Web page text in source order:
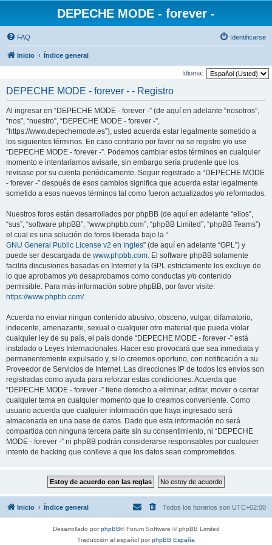
DEPECHE MODE - forever -
FAQ Identificarse
Inicio Índice general
Idioma:
DEPECHE MODE - forever - - Registro
Al ingresar en “DEPECHE MODE - forever -” (de aquí en adelante “nosotros”,
“nos”, “nuestro”, “DEPECHE MODE - forever -”,
“https://www.depechemode.es”), usted acuerda estar legalmente sometido a
los siguientes términos. En caso contrario por favor no se registre y/o use
“DEPECHE MODE - forever -”. Podemos cambiar estos términos en cualquier
momento e intentaríamos avisarle, sin embargo sería prudente que los
revisase por su cuenta periódicamente. Seguir registrado a “DEPECHE MODE
- forever -” después de esos cambios significa que acuerda estar legalmente
sometido a esos nuevos términos tal como fueron actualizados y/o reformados.
Nuestros foros están desarrollados por phpBB (de aquí en adelante “ellos”,
“sus”, “software phpBB”, “www.phpbb.com”, “phpBB Limited”, “phpBB Teams”)
el cual es una solución de foros liberada bajo la “
GNU General Public License v2 en Ingles” (de aquí en adelante “GPL”) y
puede ser descargada de www.phpbb.com. El software phpBB solamente
facilita discusiones basadas en Internet y la GPL estrictamente los excluye de
lo que aprobamos y/o desaprobamos como conductas y/o contenido
permisible. Para más información sobre phpBB, por favor visite:
https://www.phpbb.com/.
Acuerda no enviar ningun contenido abusivo, obsceno, vulgar, difamatorio,
indecente, amenazante, sexual o cualquier otro material que pueda violar
cualquier ley de su país, el país donde “DEPECHE MODE - forever -” está
instalado o Leyes Internacionales. Hacer eso provocará que sea inmediata y
permanentemente expulsado y, si lo creemos oportuno, con notificación a su
Proveedor de Servicios de Internet. Las direcciones IP de todos los envíos son
registradas como ayuda para reforzar estas condiciones. Acuerda que
“DEPECHE MODE - forever -” tiene derecho a eliminar, editar, mover o cerrar
cualquier tema en cualquier momento que lo creamos conveniente. Como
usuario acuerda que cualquier información que haya ingresado será
almacenada en una base de datos. Dado que esta información no será
compartida con ninguna tercera parte sin su consentimiento, ni “DEPECHE
MODE - forever -” ni phpBB podrán considerarse responsables por cualquier
intento de hacking que conlleve a que los datos sean comprometidos.
Inicio Índice general Todos los horarios son UTC+02:00
Desarrollado porphpBB® Forum Software © phpBB Limited
Traducción al español porphpBB España